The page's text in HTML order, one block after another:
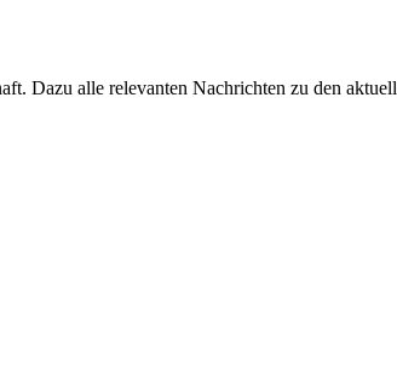
Dazu alle relevanten Nachrichten zu den